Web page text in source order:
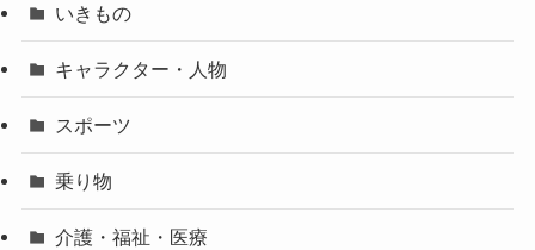
いきもの
キャラクター・人物
スポーツ
乗り物
介護・福祉・医療